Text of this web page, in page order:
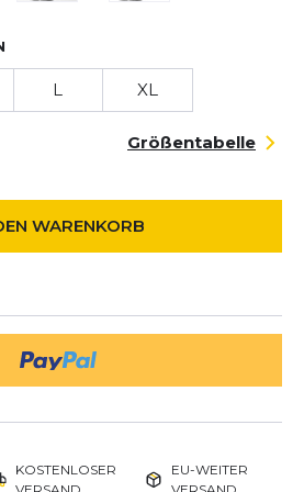
L XL
Größentabelle
WARENKORB
KOSTENLOSER
EU-WEITER